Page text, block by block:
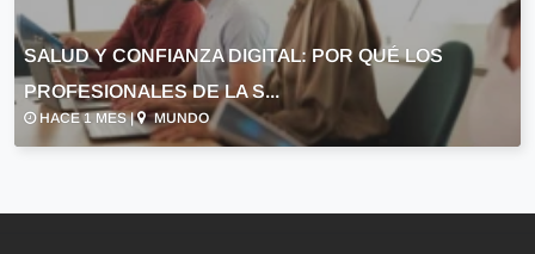
SALUD Y CONFIANZA DIGITAL: POR QUÉ LOS
PROFESIONALES DE LA S...
HACE 1 MES | MUNDO